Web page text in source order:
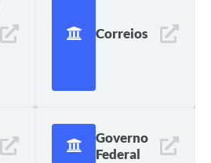
Correios
Governo
Federal